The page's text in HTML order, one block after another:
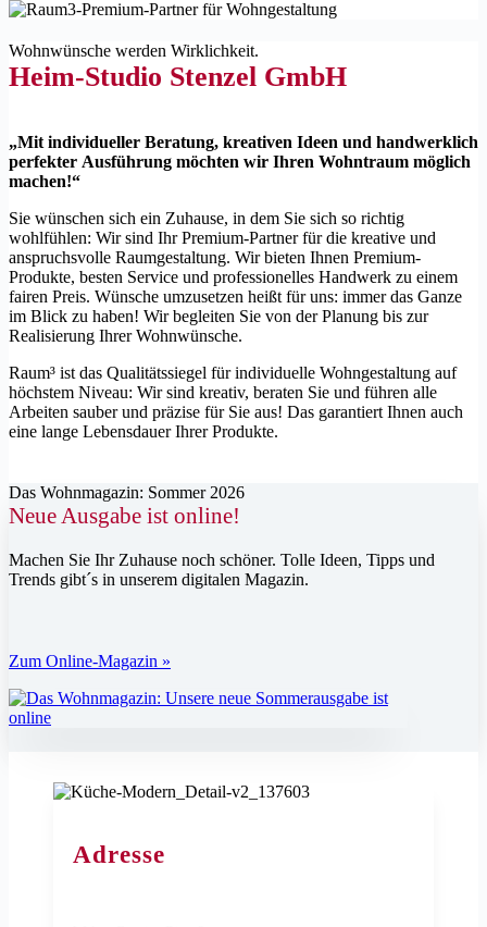
Wohnwünsche werden Wirklichkeit.
Heim-Studio Stenzel GmbH
„Mit individueller Beratung, kreativen Ideen und handwerklich
perfekter Ausführung möchten wir Ihren Wohntraum möglich
machen!“
Sie wünschen sich ein Zuhause, in dem Sie sich so richtig
wohlfühlen: Wir sind Ihr Premium-Partner für die kreative und
anspruchsvolle Raumgestaltung. Wir bieten Ihnen Premium-
Produkte, besten Service und professionelles Handwerk zu einem
fairen Preis. Wünsche umzusetzen heißt für uns: immer das Ganze
im Blick zu haben! Wir begleiten Sie von der Planung bis zur
Realisierung Ihrer Wohnwünsche.
Raum³ ist das Qualitätssiegel für individuelle Wohngestaltung auf
höchstem Niveau: Wir sind kreativ, beraten Sie und führen alle
Arbeiten sauber und präzise für Sie aus! Das garantiert Ihnen auch
eine lange Lebensdauer Ihrer Produkte.
Das Wohnmagazin: Sommer 2026
Neue Ausgabe ist online!
Machen Sie Ihr Zuhause noch schöner. Tolle Ideen, Tipps und
Trends gibt´s in unserem digitalen Magazin.
Zum Online-Magazin »
Adresse